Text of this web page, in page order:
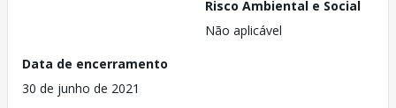
Risco Ambiental e Social
Não aplicável
Data de encerramento
30 de junho de 2021